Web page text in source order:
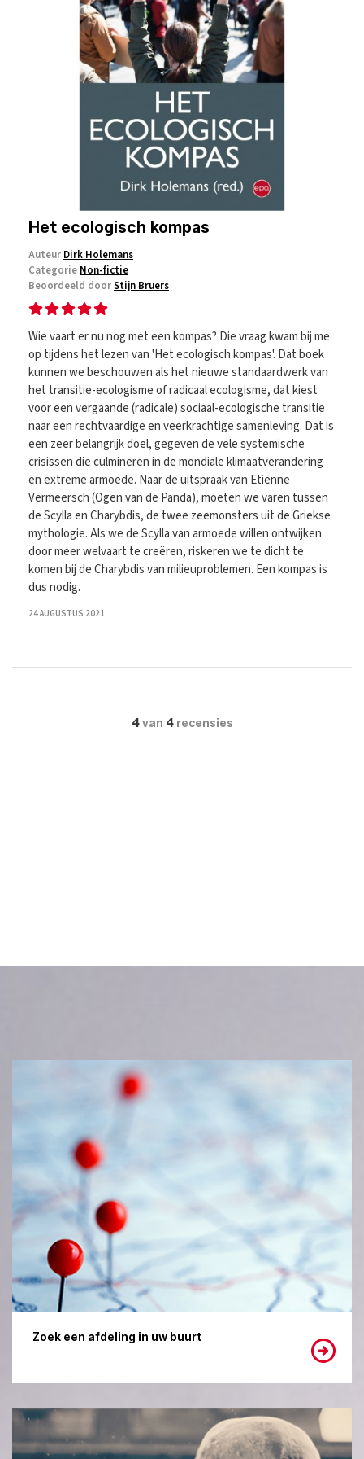
Het ecologisch kompas
Auteur Dirk Holemans
Categorie Non-fictie
Beoordeeld doorStijn Bruers
Wie vaart er nu nog met een kompas? Die vraag kwam bij me
op tijdens het lezen van 'Het ecologisch kompas'. Dat boek
kunnen we beschouwen als het nieuwe standaardwerk van
het transitie-ecologisme of radicaal ecologisme, dat kiest
voor een vergaande (radicale) sociaal-ecologische transitie
naar een rechtvaardige en veerkrachtige samenleving. Dat is
een zeer belangrijk doel, gegeven de vele systemische
crisissen die culmineren in de mondiale klimaatverandering
en extreme armoede. Naar de uitspraak van Etienne
Vermeersch (Ogen van de Panda), moeten we varen tussen
de Scylla en Charybdis, de twee zeemonsters uit de Griekse
mythologie. Als we de Scylla van armoede willen ontwijken
door meer welvaart te creëren, riskeren we te dicht te
komen bij de Charybdis van milieuproblemen. Een kompas is
dus nodig.
24 AUGUSTUS 2021
4van 4recensies
Zoek een afdeling in uw buurt